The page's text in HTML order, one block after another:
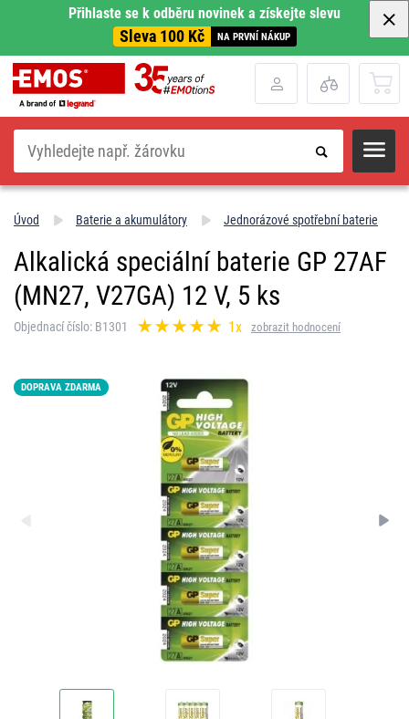
Přihlaste se k odběru novinek a získejte slevu
Sleva 100 Kč NA PRVNÍ NÁKUP
Hledat
Úvod Baterie a akumulátory Jednorázové spotřební baterie
Alkalická speciální baterie GP 27AF
(MN27, V27GA) 12 V, 5 ks
Objednací číslo: B1301 1x zobrazit hodnocení
DOPRAVA ZDARMA